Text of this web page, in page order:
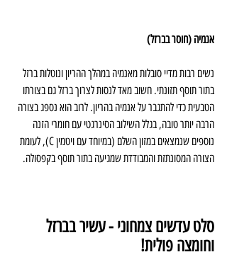
אנמיה (חוסר בברזל)
נשים רבות מדיי סובלות מאנמיה במהלך ההריון ונוטלות ברזל
בתור תוסף תזונתי. חשוב מאד לנסות לצרוך ברזל גם בצורתו
הטבעית כדי להתגבר על אנמיה בהריון. לרוב הוא נספג בצורה
הרבה יותר טובה, בגלל השילוב הסינרגטי עם חומרי הזנה
נוספים שנמצאים במזון השלם (במיוחד עם ויטמין C), לעומת
הצורה המסונתזת והמבודדת שמגיעה בתור תוסף בקפסולה.
סלט עדשים צמחוני - עשיר בברזל
וחומצה פולית!